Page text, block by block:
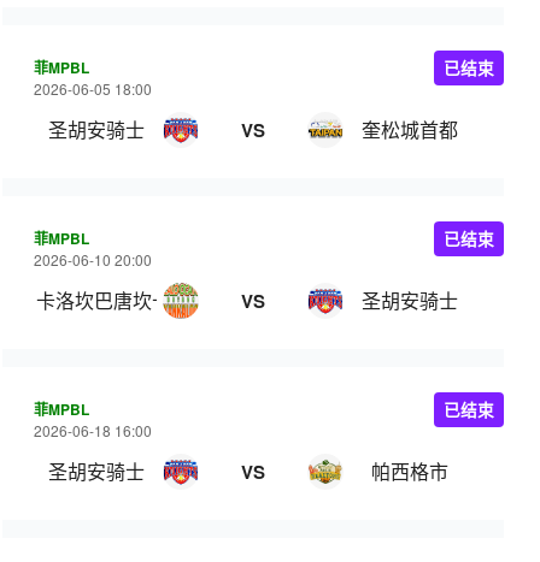
菲MPBL
2026-06-05 18:00
圣胡安骑士 VS 奎松城首都
已结束
菲MPBL
2026-06-10 20:00
卡洛坎巴唐坎卡洛 VS 圣胡安骑士
已结束
菲MPBL
2026-06-18 16:00
圣胡安骑士 VS 帕西格市
已结束